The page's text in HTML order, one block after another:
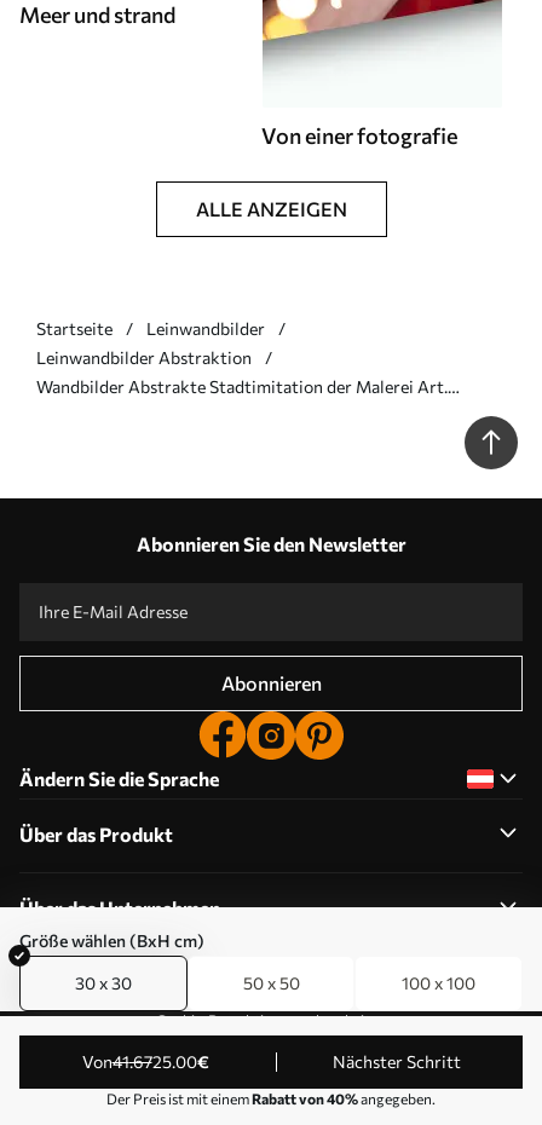
Größe wählen (BxH cm)
30 x 30 50 x 50 100 x 100
von41.6725.00€ Nächster Schritt
Der Preis ist mit einemRabatt von 40%angegeben.
Meer und strand
Von einer fotografie
ALLE ANZEIGEN
Startseite
Leinwandbilder
Leinwandbilder Abstraktion
Wandbilder Abstrakte Stadtimitation der Malerei Art.
Abonnieren Sie den Newsletter
Abonnieren
Ändern Sie die Sprache
Über das Produkt
Über das Unternehmen
Cookie-Berechtigungen bearbeiten
© 2011-2026 Uwalls . Alle Rechte vorbehalten. Betrieben
von KLW Sp. z o.o. VAT ID: PL9223057591.